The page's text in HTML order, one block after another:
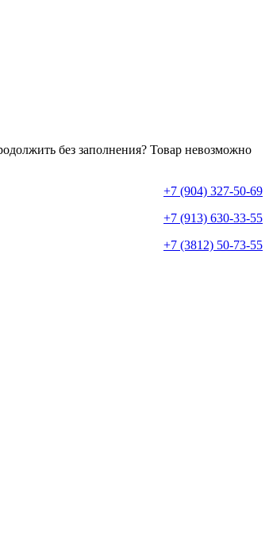
без заполнения? Товар невозможно
+7 (904) 327-50-69
+7 (913) 630-33-55
+7 (3812) 50-73-55